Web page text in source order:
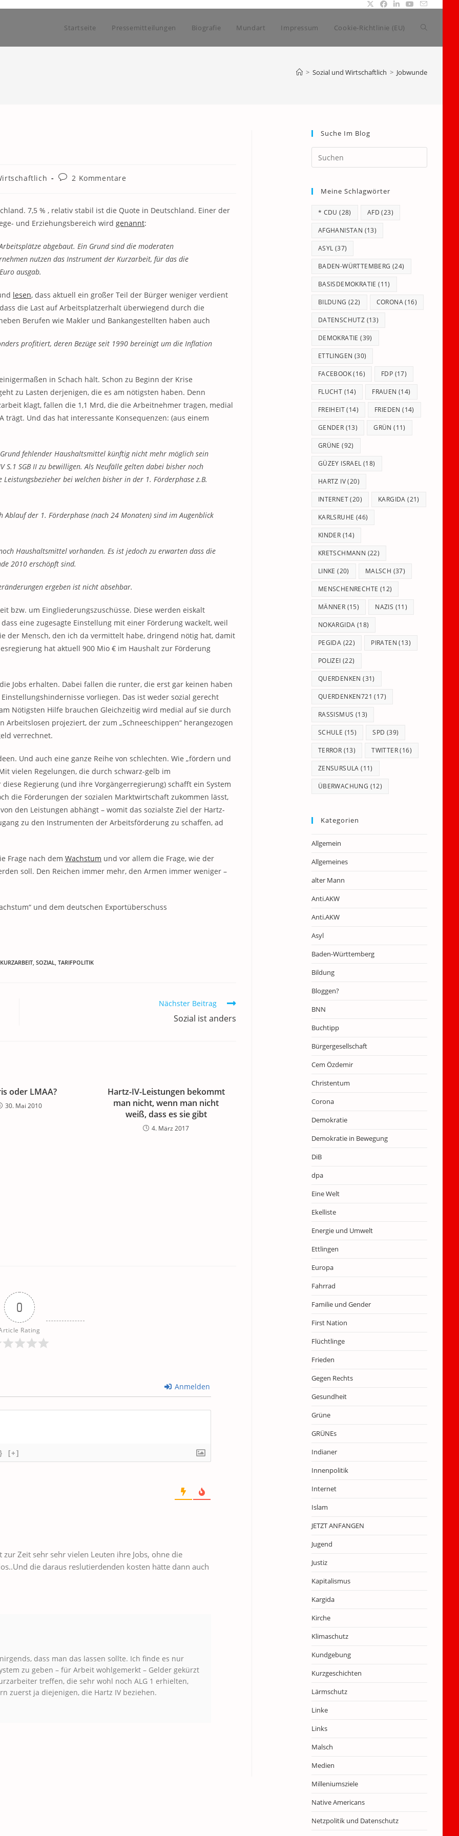
Startseite Pressemitteilungen Biografie Mundart Impressum Cookie-Richtlinie (EU) Website-
> Sozial und Wirtschaftlich > Jobwunde
Beitrags-
2 Kommentare
7,5 % , relativ stabil ist die Quote in Deutschland. Einer der
und Erziehungsbereich wird genannt:
abgebaut. Ein Grund sind die moderaten
nutzen das Instrument der Kurzarbeit, für das die
ausgab.
lesen, dass aktuell ein großer Teil der Bürger weniger verdient
die Last auf Arbeitsplatzerhalt überwiegend durch die
Berufen wie Makler und Bankangestellten haben auch
profitiert, deren Bezüge seit 1990 bereinigt um die Inflation
in Schach hält. Schon zu Beginn der Krise
zu Lasten derjenigen, die es am nötigsten haben. Denn
klagt, fallen die 1,1 Mrd, die die Arbeitnehmer tragen, medial
Und das hat interessante Konsequenzen: (aus einem
fehlender Haushaltsmittel künftig nicht mehr möglich sein
S.1 SGB II zu bewilligen. Als Neufälle gelten dabei bisher noch
bei welchen bisher in der 1. Förderphase z.B.
Ablauf der 1. Förderphase (nach 24 Monaten) sind im Augenblick
Haushaltsmittel vorhanden. Es ist jedoch zu erwarten dass die
2010 erschöpft sind.
ergeben ist nicht absehbar.
bzw. um Eingliederungszuschüsse. Diese werden eiskalt
eine zugesagte Einstellung mit einer Förderung wackelt, weil
der Mensch, den ich da vermittelt habe, dringend nötig hat, damit
hat aktuell 900 Mio € im Haushalt zur Förderung
Jobs erhalten. Dabei fallen die runter, die erst gar keinen haben
vorliegen. Das ist weder sozial gerecht
Nötigsten Hilfe brauchen Gleichzeitig wird medial auf sie durch
projeziert, der zum „Schneeschippen“ herangezogen
verrechnet.
Und auch eine ganze Reihe von schlechten. Wie „fördern und
vielen Regelungen, die durch schwarz-gelb im
Regierung (und ihre Vorgängerregierung) schafft ein System
die Förderungen der sozialen Marktwirtschaft zukommen lässt,
den Leistungen abhängt – womit das sozialste Ziel der Hartz-
zu den Instrumenten der Arbeitsförderung zu schaffen, ad
Frage nach dem Wachstum und vor allem die Frage, wie der
soll. Den Reichen immer mehr, den Armen immer weniger –
und dem deutschen Exportüberschuss
KURZARBEIT, SOZIAL, TARIFPOLITIK
Nächster Beitrag
Sozial ist anders
oder LMAA?
30. Mai 2010
Hartz-IV-Leistungen bekommt
man nicht, wenn man nicht
weiß, dass es sie gibt
4. März 2017
0
Rating
Anmelden
[+]
Zeit sehr sehr vielen Leuten ihre Jobs, ohne die
die daraus reslutierdenden kosten hätte dann auch
dass man das lassen sollte. Ich finde es nur
zu geben – für Arbeit wohlgemerkt – Gelder gekürzt
treffen, die sehr wohl noch ALG 1 erhielten,
zuerst ja diejenigen, die Hartz IV beziehen.
Suche Im Blog
Escape
Meine Schlagwörter
* CDU (28) AFD (23)
AFGHANISTAN (13)
ASYL (37)
BADEN-WÜRTTEMBERG (24)
BASISDEMOKRATIE (11)
BILDUNG (22) CORONA(16)
DATENSCHUTZ (13)
DEMOKRATIE (39)
ETTLINGEN (30)
FACEBOOK(16) FDP (17)
FLUCHT (14) FRAUEN (14)
FREIHEIT(14) FRIEDEN (14)
GENDER (13) GRÜN (11)
GRÜNE (92)
GÜZEY ISRAEL (18)
HARTZ IV(20)
INTERNET(20) KARGIDA (21)
KARLSRUHE (46)
KINDER (14)
KRETSCHMANN (22)
LINKE (20) MALSCH (37)
MENSCHENRECHTE (12)
MÄNNER (15) NAZIS (11)
NOKARGIDA (18)
PEGIDA (22) PIRATEN (13)
POLIZEI (22)
QUERDENKEN (31)
QUERDENKEN721 (17)
RASSISMUS (13)
SCHULE (15) SPD (39)
TERROR (13) TWITTER(16)
ZENSURSULA (11)
ÜBERWACHUNG (12)
Kategorien
Allgemein
Allgemeines
alter Mann
Anti.AKW
Anti.AKW
Asyl
Baden-Württemberg
Bildung
Bloggen?
BNN
Buchtipp
Bürgergesellschaft
Cem Özdemir
Christentum
Corona
Demokratie
Demokratie in Bewegung
DiB
dpa
Eine Welt
Ekelliste
Energie und Umwelt
Ettlingen
Europa
Fahrrad
Familie und Gender
First Nation
Flüchtlinge
Frieden
Gegen Rechts
Gesundheit
Grüne
GRÜNEs
Indianer
Innenpolitik
Internet
Islam
JETZT ANFANGEN
Jugend
Justiz
Kapitalismus
Kargida
Kirche
Klimaschutz
Kundgebung
Kurzgeschichten
Lärmschutz
Linke
Links
Malsch
Medien
Milleniumsziele
Native Americans
Netzpolitik und Datenschutz